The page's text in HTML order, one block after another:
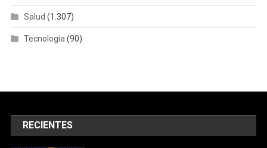
Salud (1.307)
Tecnología (90)
RECIENTES